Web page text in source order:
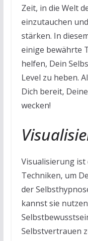
Zeit, in die Welt
einzutauchen
stärken. In
einige bewährte
helfen, Dein
Level zu heben.
Dich bereit,
wecken!
Visualisierung
Techniken, um
der
kannst sie
Selbstvertrauen